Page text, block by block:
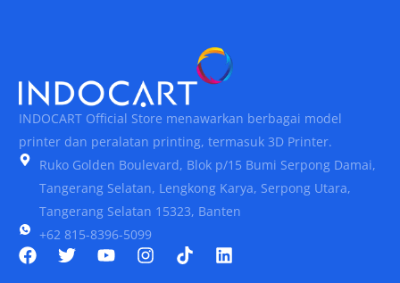
INDOCART Official Store menawarkan berbagai model
printer dan peralatan printing, termasuk 3D Printer.
Ruko Golden Boulevard, Blok p/15 Bumi Serpong Damai,
Tangerang Selatan, Lengkong Karya, Serpong Utara,
Tangerang Selatan 15323, Banten
+62 815-8396-5099